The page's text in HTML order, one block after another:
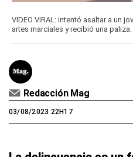
VIDEO VIRAL: intentó asaltar a un
artes marciales y recibió una
Redacción Mag
03/08/2023 22H17